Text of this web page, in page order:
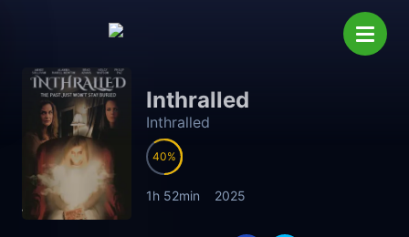
Inthralled
Inthralled
40
1h 52min 2025